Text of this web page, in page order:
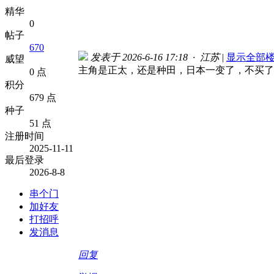
精华
0
帖子
670
威望
0 点
积分
679 点
种子
51 点
注册时间
2025-11-11
最后登录
2026-8-8
串个门
加好友
打招呼
发消息
发表于 2026-6-16 17:18 · 江苏 | 显示全部
主角是正太，还是种田，日本一变了，不买了
回复